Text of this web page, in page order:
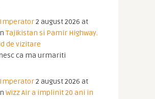
Imperator2 august 2026 at
Tajikistan si Pamir Highway.
de vizitare
ca ma urmariti
Imperator2 august 2026 at
Wizz Air a implinit 20 ani in